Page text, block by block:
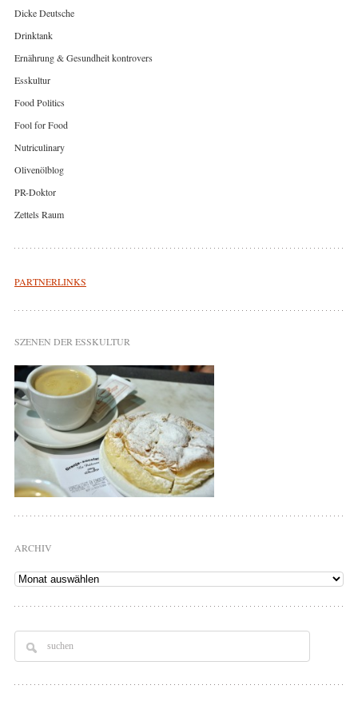
Dicke Deutsche
Drinktank
Ernährung & Gesundheit kontrovers
Esskultur
Food Politics
Fool for Food
Nutriculinary
Olivenölblog
PR-Doktor
Zettels Raum
PARTNERLINKS
SZENEN DER ESSKULTUR
ARCHIV
Archiv